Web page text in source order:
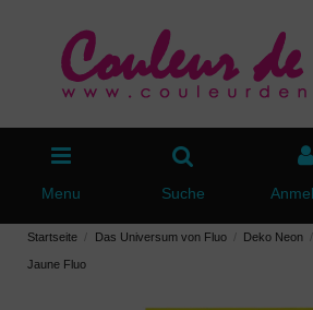
Menu Suche
Startseite Das Universum von Fluo Deko Neon
Jaune Fluo